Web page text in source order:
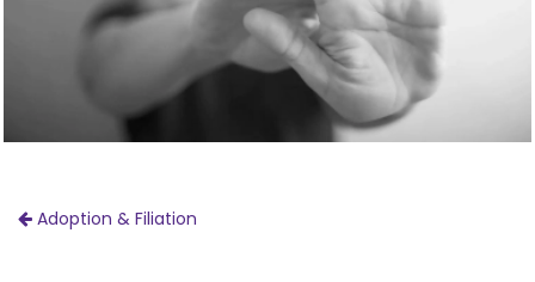
Adoption & Filiation